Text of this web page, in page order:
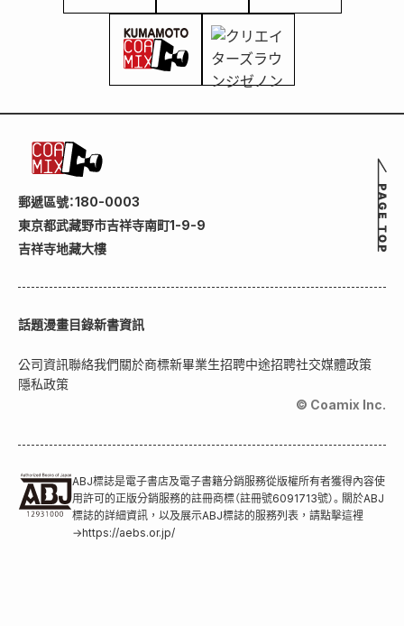
郵遞區號：180-0003
東京都武藏野市吉祥寺南町1-9-9
吉祥寺地藏大樓
話題漫畫目錄新書資訊
公司資訊聯絡我們關於商標新畢業生招聘中途招聘社交媒體政策
隱私政策
© Coamix Inc.
ABJ標誌是電子書店及電子書籍分銷服務從版權所有者獲得內容使
用許可的正版分銷服務的註冊商標（註冊號6091713號）。關於ABJ
標誌的詳細資訊，以及展示ABJ標誌的服務列表，請點擊這裡
→https://aebs.or.jp/